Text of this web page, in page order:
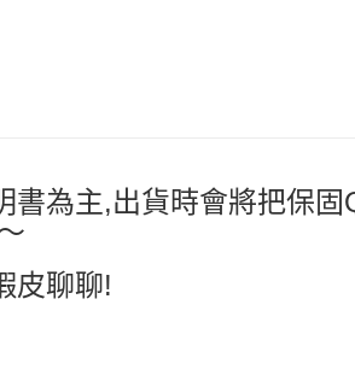
每筆NT$65
書為主,出貨時會將把保
皮聊聊!